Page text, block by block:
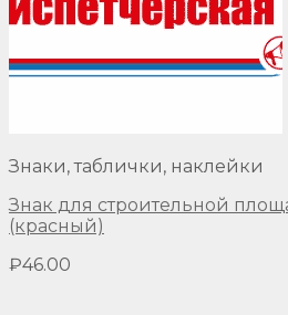
Знаки, таблички, наклейки
Знак для строительной
(красный)
₽46.00